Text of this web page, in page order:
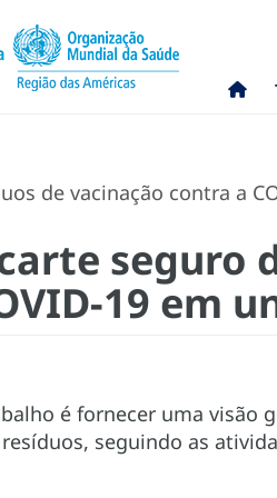
de vacinação contra a
seguro
19 em
é fornecer uma visão
seguindo as